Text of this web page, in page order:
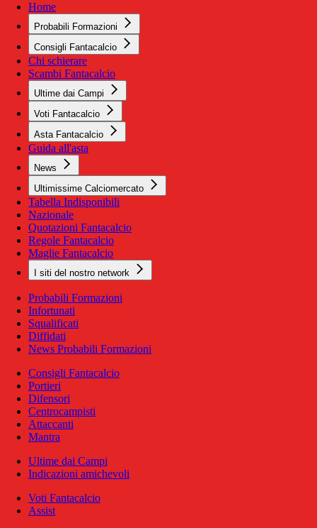
Home
Probabili Formazioni
Consigli Fantacalcio
Chi schierare
Scambi Fantacalcio
Ultime dai Campi
Voti Fantacalcio
Asta Fantacalcio
Guida all'asta
News
Ultimissime Calciomercato
Tabella Indisponibili
Nazionale
Quotazioni Fantacalcio
Regole Fantacalcio
Maglie Fantacalcio
I siti del nostro network
Probabili Formazioni
Infortunati
Squalificati
Diffidati
News Probabili Formazioni
Consigli Fantacalcio
Portieri
Difensori
Centrocampisti
Attaccanti
Mantra
Ultime dai Campi
Indicazioni amichevoli
Voti Fantacalcio
Assist